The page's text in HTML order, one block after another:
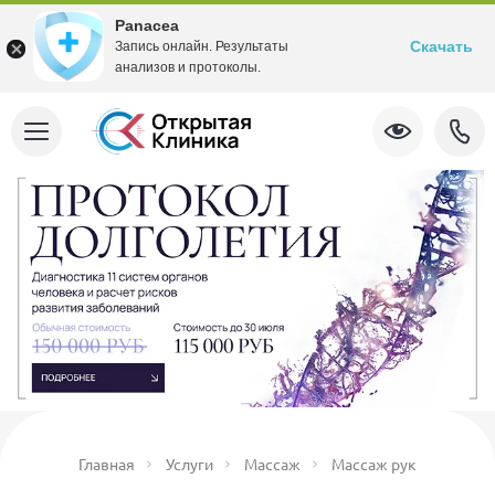
Главная Услуги Массаж Массаж рук
Panacea
Запись онлайн. Результаты
анализов и протоколы.
Скачать